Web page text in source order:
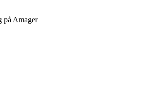
på Amager